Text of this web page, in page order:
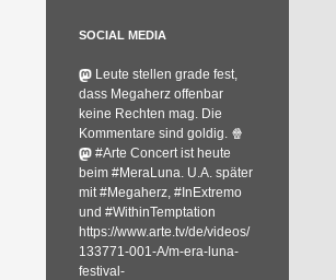
SOCIAL MEDIA
Leute stellen grade fest,
dass Megaherz offenbar
keine Rechten mag. Die
Kommentare sind goldig. 🍿
#Arte Concert ist heute
beim #MeraLuna. U.A. später
mit #Megaherz, #InExtremo
und #WithinTemptation
https://www.arte.tv/de/videos/
133771-001-A/m-era-luna-
festival-